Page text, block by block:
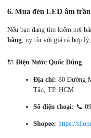
6. Mua đèn LED âm
Nếu bạn đang tìm kiếm nơi
hãng , uy tín với giá cả hợp
🔌 Điện Nước Quốc Dũng
Địa chỉ: 80 Đường
Tân, TP. HCM
Số điện thoại: 📞
Shopee: https://